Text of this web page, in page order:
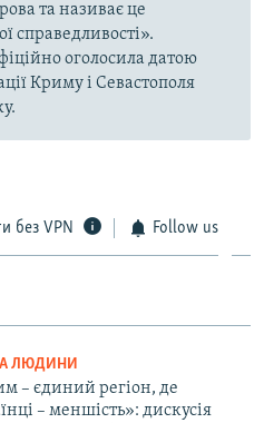
та називає це
справедливості».
оголосила датою
Криму і Севастополя
без VPN Follow us
ЛЮДИНИ
– єдиний регіон, де
– меншість»: дискусія